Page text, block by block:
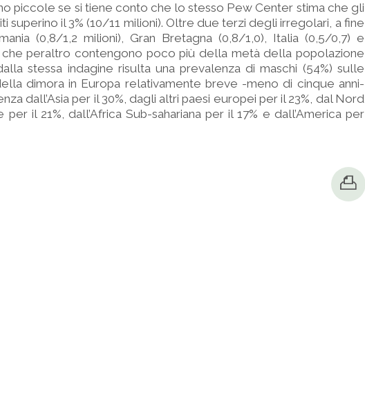
piccole se si tiene conto che lo stesso Pew Center stima che gli
superino il 3% (10/11 milioni). Oltre due terzi degli irregolari, a fine
(0,8/1,2 milioni), Gran Bretagna (0,8/1,0), Italia (0,5/0,7) e
che peraltro contengono poco più della metà della popolazione
stessa indagine risulta una prevalenza di maschi (54%) sulle
dimora in Europa relativamente breve -meno di cinque anni-
dall’Asia per il 30%, dagli altri paesi europei per il 23%, dal Nord
il 21%, dall’Africa Sub-sahariana per il 17% e dall’America per